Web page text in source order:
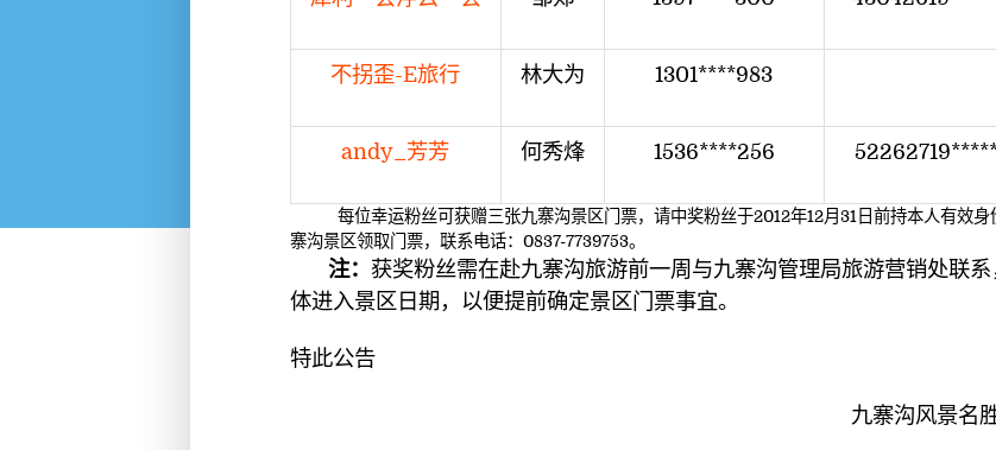
不拐歪-E旅行 林大为 1301****983
andy_芳芳 何秀烽 1536****256
每位幸运粉丝可获赠三张九寨沟景区门票，请中奖粉丝于2012年12月31日前持本人有效身
寨沟景区领取门票，联系电话：0837-7739753。
注： 获奖粉丝需在赴九寨沟旅游前一周与九寨沟管理局旅游营销处联
体进入景区日期，以便提前确定景区门票事宜。
特此公告
九寨沟风景名